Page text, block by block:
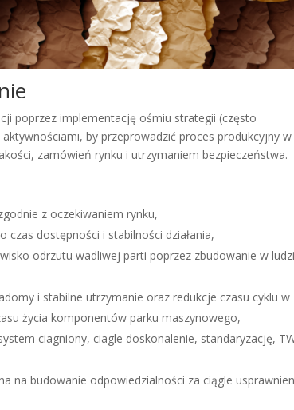
poprzez implementację ośmiu strategii (często
by przeprowadzić proces produkcyjny w
zamówień rynku i utrzymaniem bezpieczeństwa.
z oczekiwaniem rynku,
czas dostępności i stabilności działania,
odrzutu wadliwej parti poprzez zbudowanie w
i stabilne utrzymanie oraz redukcje czasu cyklu w
życia komponentów parku maszynowego,
ciagniony, ciagle doskonalenie, standaryzację,
na budowanie odpowiedzialności za ciągle